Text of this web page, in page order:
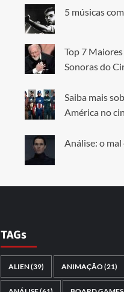
5 músicas
Top 7
Sonoras do
Saiba mais
América no
Análise: o
TAGs
ALIEN(39) ANIMAÇÃO(21)